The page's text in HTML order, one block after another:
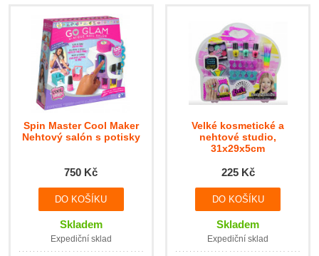
Spin Master Cool Maker
Nehtový salón s potisky
750 Kč
Skladem
Expediční sklad
Velké kosmetické a
nehtové studio,
31x29x5cm
225 Kč
Skladem
Expediční sklad